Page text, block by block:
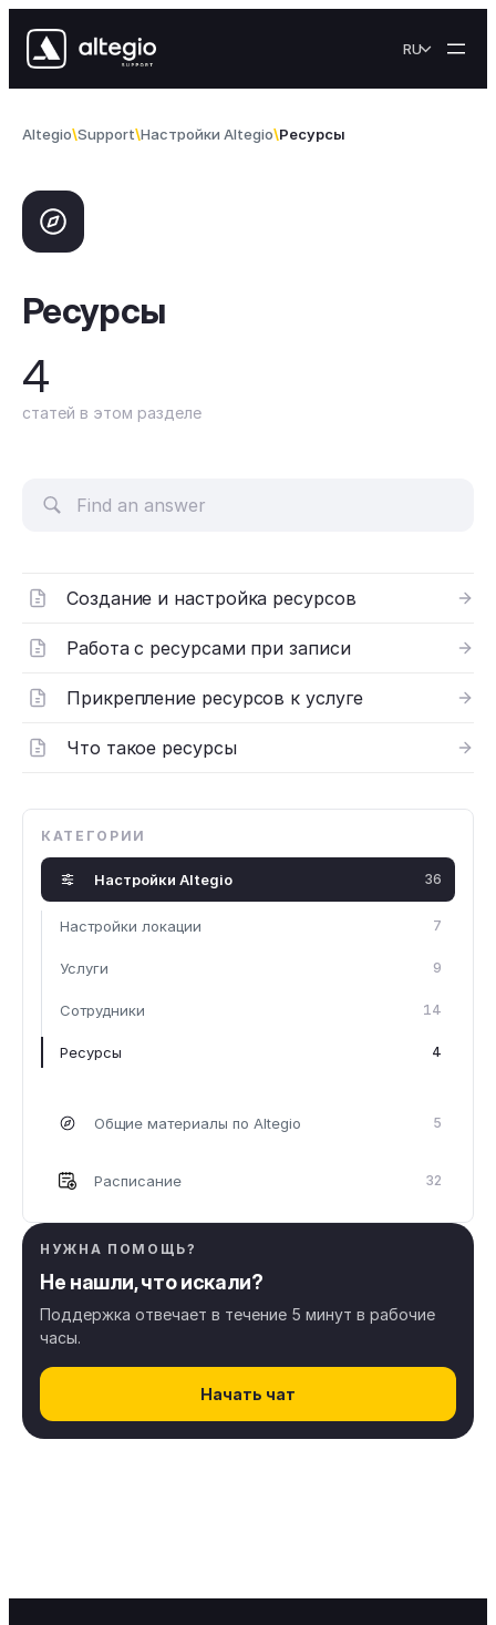
RU
Altegio Support Настройки Altegio Ресурсы
Ресурсы
4
статей в этом разделе
КАТЕГОРИИ
Общие материалы по Altegio 5
Настройки Altegio 36
Настройки локации 7
Услуги 9
Сотрудники 14
Ресурсы 4
Расписание 32
Онлайн запись
НУЖНА ПОМОЩЬ?
Не нашли, что искали?
Поддержка отвечает в течение 5 минут в рабочие
часы.
Начать чат
Создание и настройка ресурсов
Работа с ресурсами при записи
Прикрепление ресурсов к услуге
Что такое ресурсы